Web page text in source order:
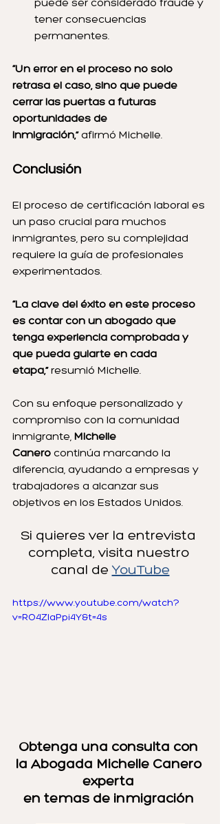
puede ser considerado fraude y
tener consecuencias
permanentes.
“Un error en el proceso no solo
retrasa el caso, sino que puede
cerrar las puertas a futuras
oportunidades de
inmigración,” afirmó Michelle.
Conclusión
El proceso de certificación laboral es
un paso crucial para muchos
inmigrantes, pero su complejidad
requiere la guía de profesionales
experimentados.
“La clave del éxito en este proceso
es contar con un abogado que
tenga experiencia comprobada y
que pueda guiarte en cada
etapa,” resumió Michelle.
Con su enfoque personalizado y
compromiso con la comunidad
inmigrante, Michelle
Canero continúa marcando la
diferencia, ayudando a empresas y
trabajadores a alcanzar sus
objetivos en los Estados Unidos.
Si quieres ver la entrevista
completa, visita nuestro
canal de YouTube
https://www.youtube.com/watch?
v=RO4ZIaPpi4Y&t=4s
Obtenga una consulta con
la Abogada Michelle Canero
experta
en temas de inmigración